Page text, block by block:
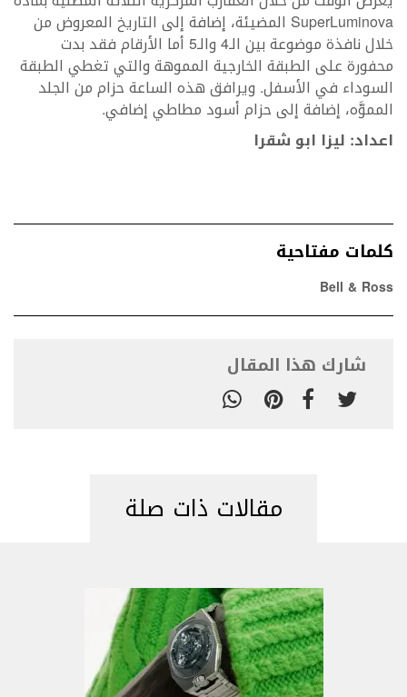
SuperLuminova المضيئة، إضافة إلى التاريخ المعروض من
خلال نافذة موضوعة بين الـ4 والـ5 أما الأرقام فقد بدت
محفورة على الطبقة الخارجية المموهة والتي تغطي الطبقة
السوداء في الأسفل. ويرافق هذه الساعة حزام من الجلد
المموَّه، إضافة إلى حزام أسود مطاطي إضافي.
اعداد: ليزا ابو شقرا
كلمات مفتاحية
Bell & Ross
شارك هذا المقال
مقالات ذات صلة